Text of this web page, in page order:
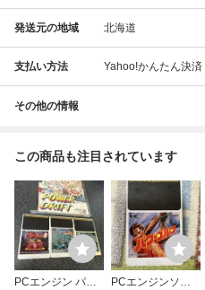
発送元の地域 北海道
支払い方法 Yahoo!かんたん決済
その他の情報
この商品も注目されています
PCエンジン パワ
PCエンジンソフ